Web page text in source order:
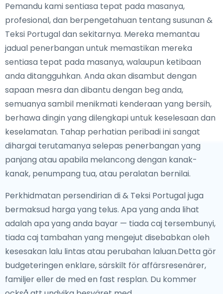
Pemandu kami sentiasa tepat pada masanya,
profesional, dan berpengetahuan tentang susunan &
Teksi Portugal dan sekitarnya. Mereka memantau
jadual penerbangan untuk memastikan mereka
sentiasa tepat pada masanya, walaupun ketibaan
anda ditangguhkan. Anda akan disambut dengan
sapaan mesra dan dibantu dengan beg anda,
semuanya sambil menikmati kenderaan yang bersih,
berhawa dingin yang dilengkapi untuk keselesaan dan
keselamatan. Tahap perhatian peribadi ini sangat
dihargai terutamanya selepas penerbangan yang
panjang atau apabila melancong dengan kanak-
kanak, penumpang tua, atau peralatan bernilai.
Perkhidmatan persendirian di & Teksi Portugal juga
bermaksud harga yang telus. Apa yang anda lihat
adalah apa yang anda bayar — tiada caj tersembunyi,
tiada caj tambahan yang mengejut disebabkan oleh
kesesakan lalu lintas atau perubahan laluan.Detta gör
budgeteringen enklare, särskilt för affärsresenärer,
familjer eller de med en fast resplan. Du kommer